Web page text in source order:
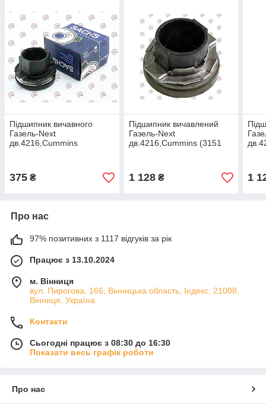
Підшипник вичавного
Газель-Next
дв.4216,Cummins
375 ₴
Підшипник вичавлений
Газель-Next
дв.4216,Cummins (3151
1 128₴ 1
Про нас
97% позитивних з 1117 відгуків за рік
Працює з 13.10.2024
м. Вінниця
вул. Пирогова, 166, Вінницька область, Індекс: 21008,
Вінниця, Україна
Контакти
Сьогодні працює з 08:30 до 16:30
Показати весь графік роботи
Про нас